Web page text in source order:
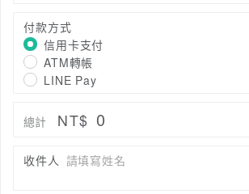
付款方式
信用卡支付
ATM轉帳
LINE Pay
總計 NT$ 0
收件人 請填寫姓名